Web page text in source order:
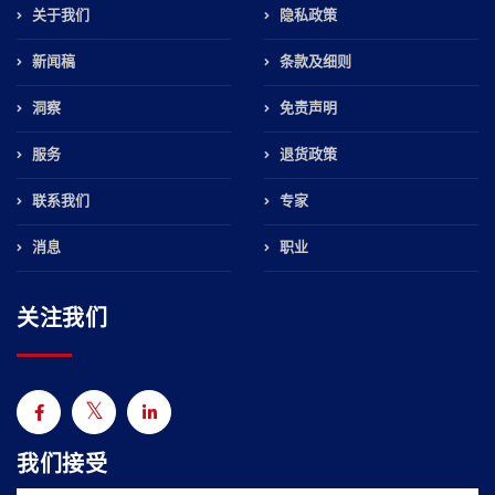
关于我们
新闻稿
洞察
服务
联系我们
消息
隐私政策
条款及细则
免责声明
退货政策
专家
职业
关注我们
我们接受